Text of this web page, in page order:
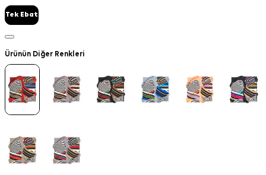
Tek Ebat
Ürünün Diğer Renkleri